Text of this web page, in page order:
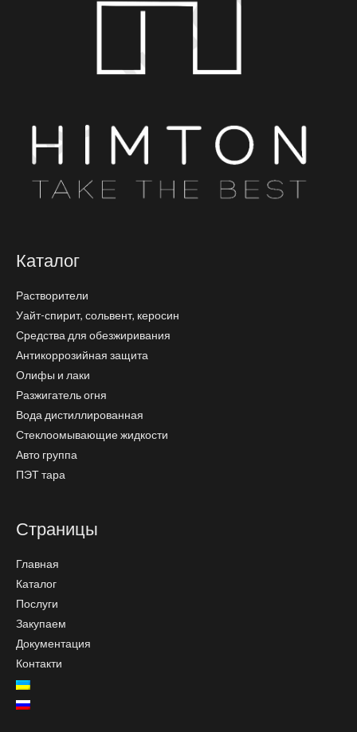
Каталог
Растворители
Уайт-спирит, сольвент, керосин
Средства для обезжиривания
Антикоррозийная защита
Олифы и лаки
Разжигатель огня
Вода дистиллированная
Стеклоомывающие жидкости
Авто группа
ПЭТ тара
Страницы
Главная
Каталог
Послуги
Закупаем
Документация
Контакти